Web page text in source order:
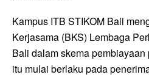
Kampus ITB STIKOM Bali
Kerjasama (BKS) Lembaga
Bali dalam skema
itu mulai berlaku pada